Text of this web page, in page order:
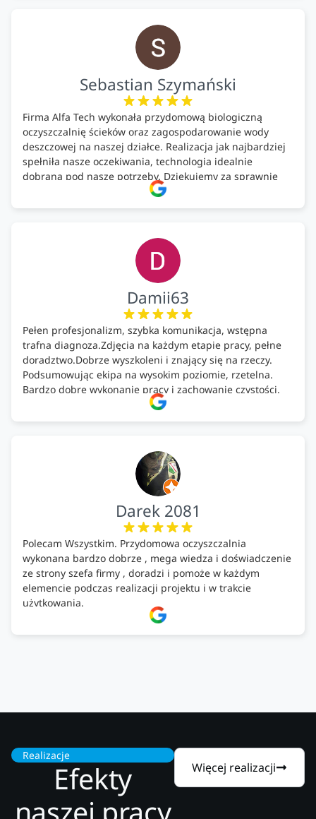
Sebastian Szymański
Firma Alfa Tech wykonała przydomową biologiczną
oczyszczalnię ścieków oraz zagospodarowanie wody
deszczowej na naszej działce. Realizacja jak najbardziej
spełniła nasze oczekiwania, technologia idealnie
dobrana pod nasze potrzeby. Dziękujemy za sprawnie
wykonany montaż w świetnej atmosferze! Polecam!
Damii63
Pełen profesjonalizm, szybka komunikacja, wstępna
trafna diagnoza.Zdjęcia na każdym etapie pracy, pełne
doradztwo.Dobrze wyszkoleni i znający się na rzeczy.
Podsumowując ekipa na wysokim poziomie, rzetelna.
Bardzo dobre wykonanie pracy i zachowanie czystości.
Darek 2081
Polecam Wszystkim. Przydomowa oczyszczalnia
wykonana bardzo dobrze , mega wiedza i doświadczenie
ze strony szefa firmy , doradzi i pomoże w każdym
elemencie podczas realizacji projektu i w trakcie
użytkowania.
Firma godna zaufania. Tak trzymać!
Realizacje
Efekty
Więcej realizacji